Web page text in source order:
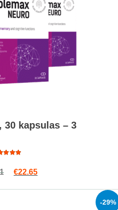
30 kapsulas – 3
out
Original price was: €33.81.
€22.65Current price is:
-29%